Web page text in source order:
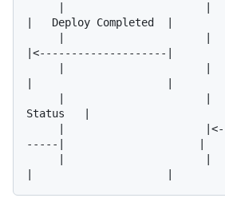
|   Deploy Completed  |
|<--------------------|
Status   |                     |
-----|                     |